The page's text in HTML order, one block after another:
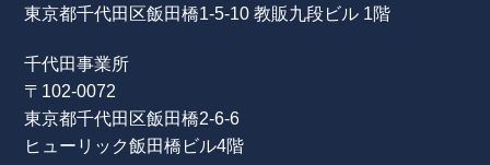
東京都千代田区飯田橋1-5-10 教販九段ビル 1階
千代田事業所
〒102-0072
東京都千代田区飯田橋2-6-6
ヒューリック飯田橋ビル4階